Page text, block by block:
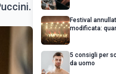
Festival
modificata:
5 consigli per
da uomo